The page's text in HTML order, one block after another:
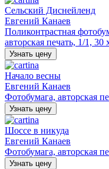
Сельский Диснейленд
Евгений Канаев
Поликонтрастная
авторская печать, 1/1, 30
Узнать цену
Начало весны
Евгений Канаев
Фотобумага, авторская
Узнать цену
Шоссе в никуда
Евгений Канаев
Фотобумага, авторская
Узнать цену